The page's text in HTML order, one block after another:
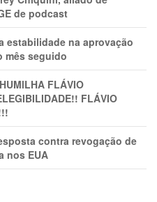
de podcast
estabilidade na aprovação
mês seguido
FLÁVIO
FLÁVIO
contra revogação de
nos EUA